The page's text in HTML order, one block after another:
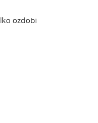
ozdobi